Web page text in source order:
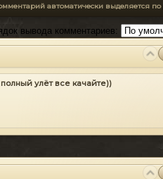
автоматически выделяется по
вывода комментариев:
улёт все качайте))